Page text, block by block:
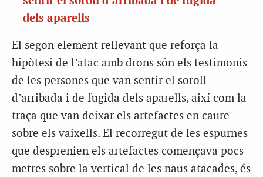
dels aparells
El segon element rellevant que reforça la
hipòtesi de l’atac amb drons són els testimonis
de les persones que van sentir el soroll
d’arribada i de fugida dels aparells, així com la
traça que van deixar els artefactes en caure
sobre els vaixells. El recorregut de les espurnes
que desprenien els artefactes començava pocs
metres sobre la vertical de les naus atacades, és